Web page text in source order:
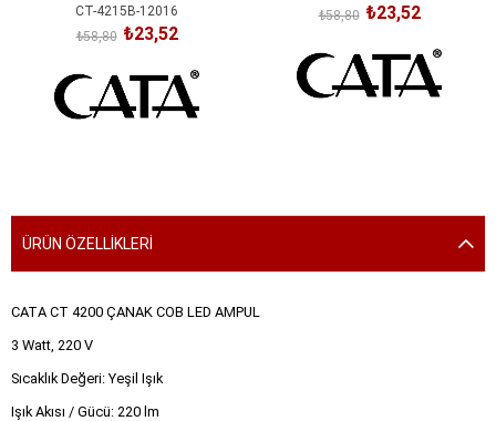
CT-4215B-12016
₺23,52
₺58,80
₺23,52
₺58,80
ÜRÜN ÖZELLIKLERI
CATA CT 4200 ÇANAK COB LED AMPUL
3 Watt, 220 V
Sıcaklık Değeri: Yeşil Işık
Işık Akısı / Gücü: 220 lm